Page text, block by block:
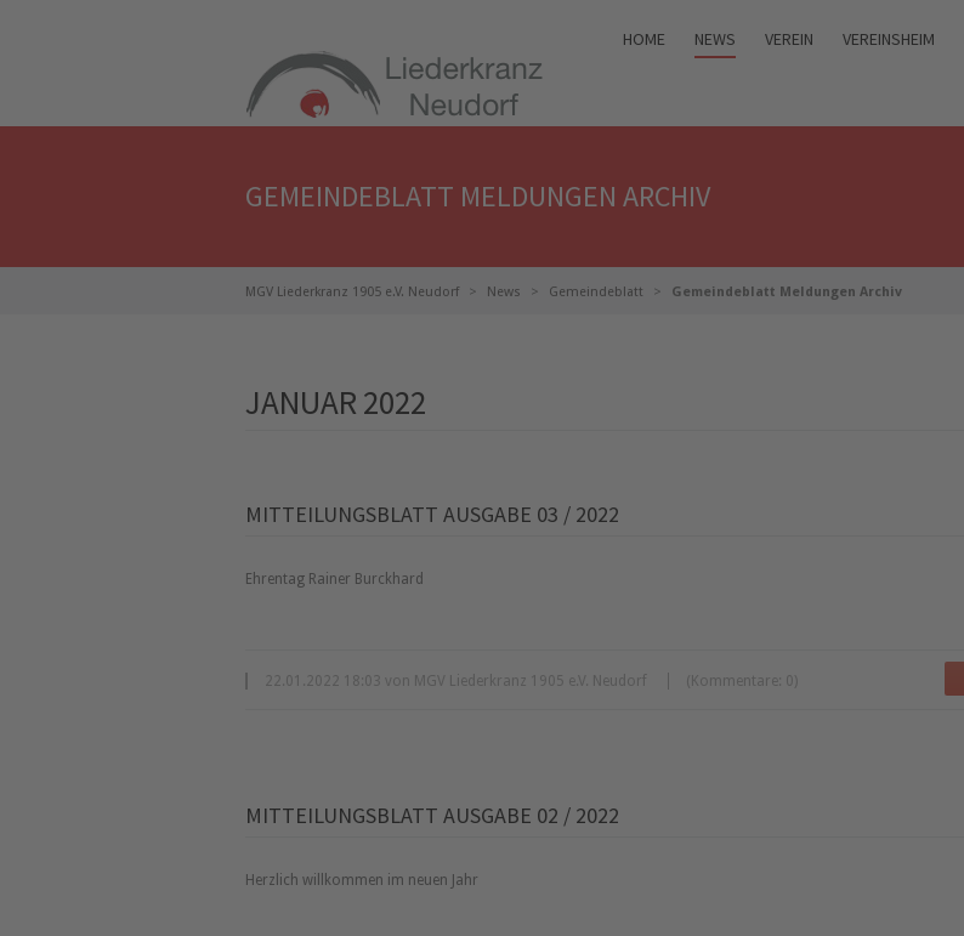
HOME NEWS VEREIN VEREINSHEIM
GEMEINDEBLATT MELDUNGEN ARCHIV
MGV Liederkranz 1905 e.V. Neudorf News Gemeindeblatt Gemeindeblatt Meldungen Archiv
JANUAR 2022
MITTEILUNGSBLATT AUSGABE 03 / 2022
Ehrentag Rainer Burckhard
22.01.2022 18:03 von MGV Liederkranz 1905 e.V. Neudorf (Kommentare: 0)
MITTEILUNGSBLATT AUSGABE 02 / 2022
Herzlich willkommen im neuen Jahr